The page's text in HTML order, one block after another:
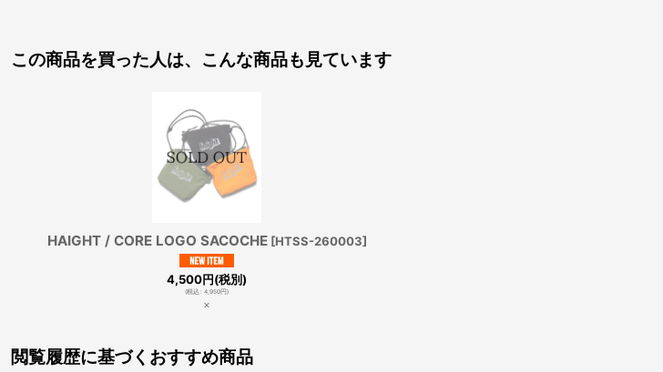
この商品を買った人は、こんな商品も見ています
HAIGHT / CORE LOGO SACOCHE [HTSS-260003]
4,500円(税別)
(税込: 4,950円)
×
閲覧履歴に基づくおすすめ商品